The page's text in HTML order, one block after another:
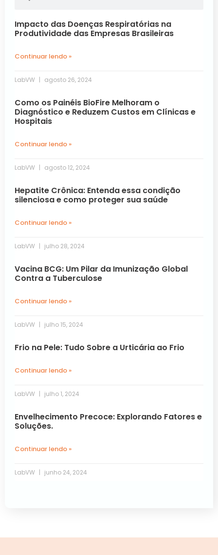
Impacto das Doenças Respiratórias na
Produtividade das Empresas Brasileiras
Continuar lendo »
LabVW agosto 26, 2024
Como os Painéis BioFire Melhoram o
Diagnóstico e Reduzem Custos em Clínicas e
Hospitais
Continuar lendo »
LabVW agosto 12, 2024
Hepatite Crônica: Entenda essa condição
silenciosa e como proteger sua saúde
Continuar lendo »
LabVW julho 28, 2024
Vacina BCG: Um Pilar da Imunização Global
Contra a Tuberculose
Continuar lendo »
LabVW julho 15, 2024
Frio na Pele: Tudo Sobre a Urticária ao Frio
Continuar lendo »
LabVW julho 1, 2024
Envelhecimento Precoce: Explorando Fatores e
Soluções.
Continuar lendo »
LabVW junho 24, 2024